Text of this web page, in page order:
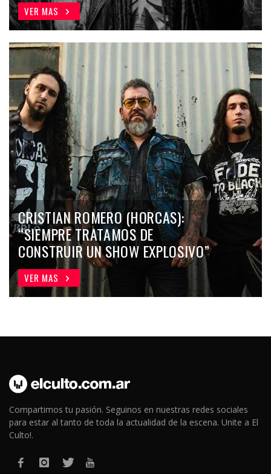
VER MAS
CRISTIAN ROMERO (HORCAS):
“SIEMPRE TRATAMOS DE
CONSTRUIR UN SHOW EXPLOSIVO”
VER MAS
Compartimos tu pasión. Seguinos en nuestras redes sociales
para estar al tanto de toda la actualidad de la escena. Unite a El
Culto!.